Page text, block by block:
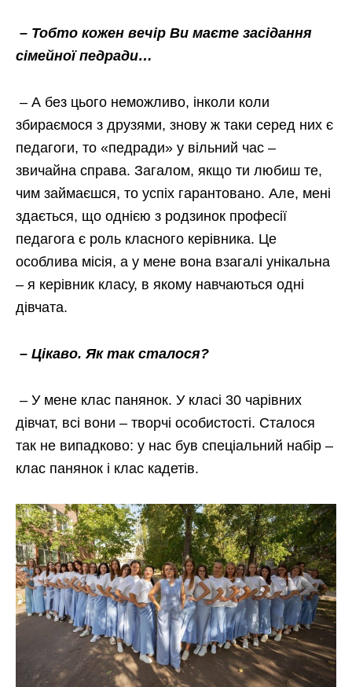
– Тобто кожен вечір Ви маєте засідання
сімейної педради…
– А без цього неможливо, інколи коли
збираємося з друзями, знову ж таки серед них є
педагоги, то «педради» у вільний час –
звичайна справа. Загалом, якщо ти любиш те,
чим займаєшся, то успіх гарантовано. Але, мені
здається, що однією з родзинок професії
педагога є роль класного керівника. Це
особлива місія, а у мене вона взагалі унікальна
– я керівник класу, в якому навчаються одні
дівчата.
– Цікаво. Як так сталося?
– У мене клас панянок. У класі 30 чарівних
дівчат, всі вони – творчі особистості. Сталося
так не випадково: у нас був спеціальний набір –
клас панянок і клас кадетів.